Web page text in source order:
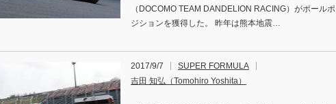
（DOCOMO TEAM DANDELION RACING）がポールポ
ジションを獲得した。 昨年は熊本地震…
2017/9/7
SUPER FORMULA
吉田 知弘（Tomohiro Yoshita）